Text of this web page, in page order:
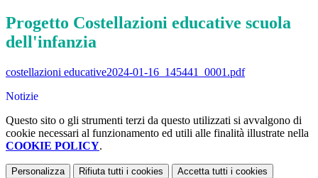
Progetto Costellazioni educative scuola
dell'infanzia
costellazioni educative2024-01-16_145441_0001.pdf
Notizie
Questo sito o gli strumenti terzi da questo utilizzati si avvalgono di
cookie necessari al funzionamento ed utili alle finalità illustrate nella
COOKIE POLICY.
Personalizza Rifiuta tutti i cookies Accetta tutti i cookies